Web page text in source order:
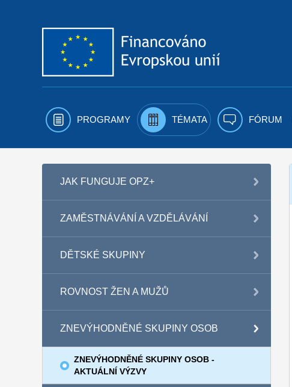
PROGRAMY TÉMATA FÓRUM
JAK FUNGUJE OPZ+
ZAMĚSTNÁVÁNÍ A VZDĚLÁVÁNÍ
DĚTSKÉ SKUPINY
ROVNOST ŽEN A MUŽŮ
ZNEVÝHODNĚNÉ SKUPINY OSOB
ZNEVÝHODNĚNÉ SKUPINY OSOB -
AKTUÁLNÍ VÝZVY